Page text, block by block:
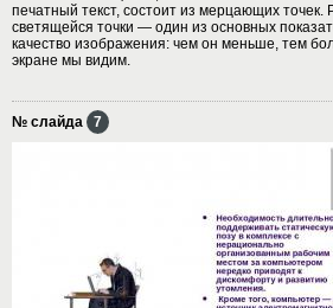
печатный текст, состоит из мерцающих
светящейся точки — один из основных
качество изображения: чем он меньше, тем
экране мы видим.
№ слайда 7